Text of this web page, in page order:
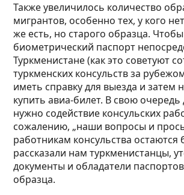
Также увеличилось количество
мигрантов, особенно тех, у кого
же есть, но старого образца.
биометрический паспорт
Туркменистане (как это советуют
туркменских консульств за
иметь справку для выезда и затем
купить авиа-билет. В свою очередь
нужно содействие консульских
сожалению, „наши вопросы и
работникам консульства остаются
рассказали нам туркменистанцы,
документы и обладатели
образца.